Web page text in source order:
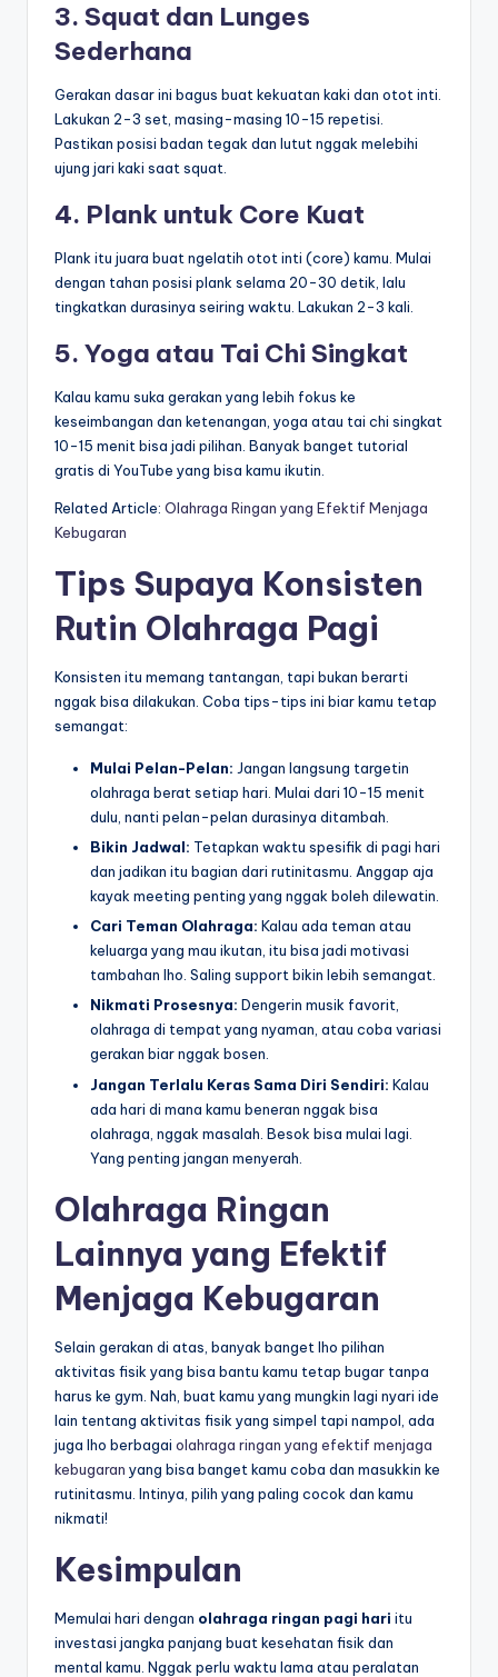
3. Squat dan Lunges
Sederhana
Gerakan dasar ini bagus buat kekuatan kaki dan otot inti.
Lakukan 2-3 set, masing-masing 10-15 repetisi.
Pastikan posisi badan tegak dan lutut nggak melebihi
ujung jari kaki saat squat.
4. Plank untuk Core Kuat
Plank itu juara buat ngelatih otot inti (core) kamu. Mulai
dengan tahan posisi plank selama 20-30 detik, lalu
tingkatkan durasinya seiring waktu. Lakukan 2-3 kali.
5. Yoga atau Tai Chi Singkat
Kalau kamu suka gerakan yang lebih fokus ke
keseimbangan dan ketenangan, yoga atau tai chi singkat
10-15 menit bisa jadi pilihan. Banyak banget tutorial
gratis di YouTube yang bisa kamu ikutin.
Related Article: Olahraga Ringan yang Efektif Menjaga
Kebugaran
Tips Supaya Konsisten
Rutin Olahraga Pagi
Konsisten itu memang tantangan, tapi bukan berarti
nggak bisa dilakukan. Coba tips-tips ini biar kamu tetap
semangat:
Mulai Pelan-Pelan: Jangan langsung targetin
olahraga berat setiap hari. Mulai dari 10-15 menit
dulu, nanti pelan-pelan durasinya ditambah.
Bikin Jadwal: Tetapkan waktu spesifik di pagi hari
dan jadikan itu bagian dari rutinitasmu. Anggap aja
kayak meeting penting yang nggak boleh dilewatin.
Cari Teman Olahraga: Kalau ada teman atau
keluarga yang mau ikutan, itu bisa jadi motivasi
tambahan lho. Saling support bikin lebih semangat.
Nikmati Prosesnya: Dengerin musik favorit,
olahraga di tempat yang nyaman, atau coba variasi
gerakan biar nggak bosen.
Jangan Terlalu Keras Sama Diri Sendiri: Kalau
ada hari di mana kamu beneran nggak bisa
olahraga, nggak masalah. Besok bisa mulai lagi.
Yang penting jangan menyerah.
Olahraga Ringan
Lainnya yang Efektif
Menjaga Kebugaran
Selain gerakan di atas, banyak banget lho pilihan
aktivitas fisik yang bisa bantu kamu tetap bugar tanpa
harus ke gym. Nah, buat kamu yang mungkin lagi nyari ide
lain tentang aktivitas fisik yang simpel tapi nampol, ada
juga lho berbagai olahraga ringan yang efektif menjaga
kebugaran yang bisa banget kamu coba dan masukkin ke
rutinitasmu. Intinya, pilih yang paling cocok dan kamu
nikmati!
Kesimpulan
Memulai hari dengan olahraga ringan pagi hari itu
investasi jangka panjang buat kesehatan fisik dan
mental kamu. Nggak perlu waktu lama atau peralatan